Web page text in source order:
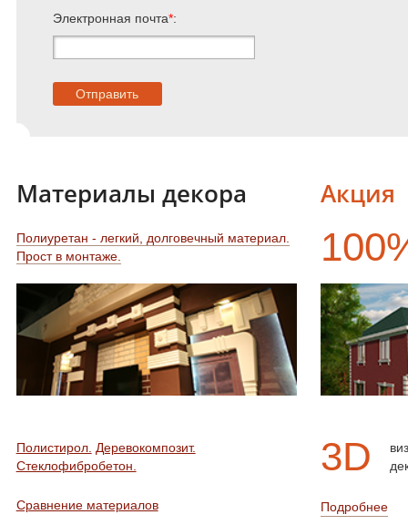
Электронная почта*:
Акция
3D
Подробнее
Материалы декора
Полиуретан - легкий, долговечный материал.
Прост в монтаже.
Полистирол. Деревокомпозит.
Стеклофибробетон.
Сравнение материалов